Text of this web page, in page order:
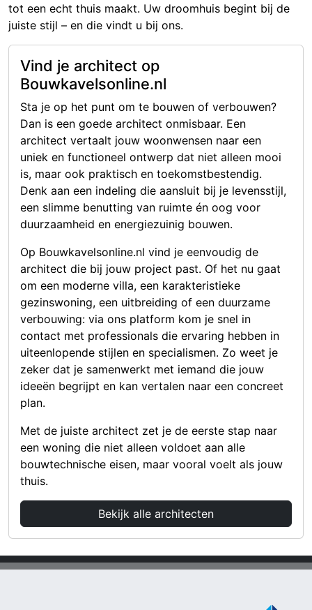
tot een echt thuis maakt. Uw droomhuis begint bij de
juiste stijl – en die vindt u bij ons.
Vind je architect op
Bouwkavelsonline.nl
Sta je op het punt om te bouwen of verbouwen?
Dan is een goede architect onmisbaar. Een
architect vertaalt jouw woonwensen naar een
uniek en functioneel ontwerp dat niet alleen mooi
is, maar ook praktisch en toekomstbestendig.
Denk aan een indeling die aansluit bij je levensstijl,
een slimme benutting van ruimte én oog voor
duurzaamheid en energiezuinig bouwen.
Op Bouwkavelsonline.nl vind je eenvoudig de
architect die bij jouw project past. Of het nu gaat
om een moderne villa, een karakteristieke
gezinswoning, een uitbreiding of een duurzame
verbouwing: via ons platform kom je snel in
contact met professionals die ervaring hebben in
uiteenlopende stijlen en specialismen. Zo weet je
zeker dat je samenwerkt met iemand die jouw
ideeën begrijpt en kan vertalen naar een concreet
plan.
Met de juiste architect zet je de eerste stap naar
een woning die niet alleen voldoet aan alle
bouwtechnische eisen, maar vooral voelt als jouw
thuis.
Bekijk alle architecten